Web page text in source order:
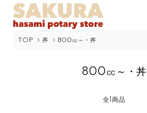
TOP 丼 800㏄～・丼
800㏄～・丼
全1商品